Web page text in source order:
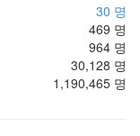
30 명
469 명
964 명
30,128 명
1,190,465 명